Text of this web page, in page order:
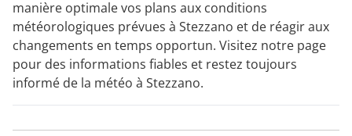
manière optimale vos plans aux conditions
météorologiques prévues à Stezzano et de réagir aux
changements en temps opportun. Visitez notre page
pour des informations fiables et restez toujours
informé de la météo à Stezzano.